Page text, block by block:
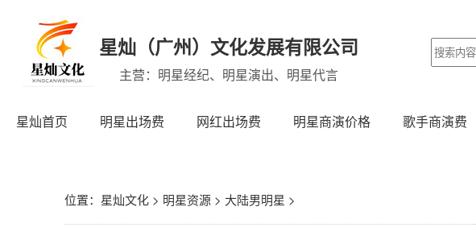
星灿（广州）文化发展有限公司
主营：明星经纪、明星演出、明星代言
星灿首页 明星出场费 网红出场费 明星商演价格 歌手商演费
位置： 星灿文化> 明星资源> 大陆男明星 >